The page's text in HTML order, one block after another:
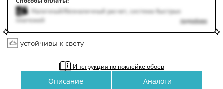
Наличный/безналичный расчет, система быстрых
платежей
подробнее
устойчивы к свету
Инструкция по поклейке обоев
Описание Аналоги